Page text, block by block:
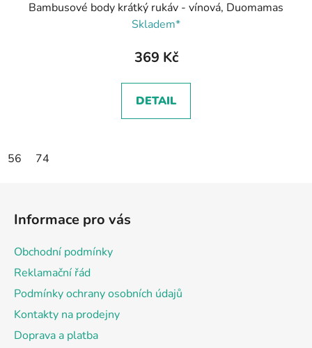
Bambusové body krátký rukáv - vínová, Duomamas
Skladem*
369 Kč
DETAIL
56 74
Informace pro vás
Obchodní podmínky
Reklamační řád
Podmínky ochrany osobních údajů
Kontakty na prodejny
Doprava a platba